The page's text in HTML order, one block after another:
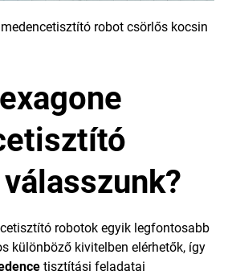
robot csörlős kocsin
robotok egyik legfontosabb
különböző kivitelben elérhetők, így
tisztítási feladatai